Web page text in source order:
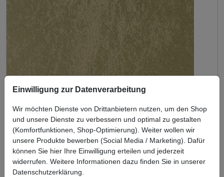
Einwilligung zur Datenverarbeitung
Wir möchten Dienste von Drittanbietern nutzen, um den Shop
und unsere Dienste zu verbessern und optimal zu gestalten
(Komfortfunktionen, Shop-Optimierung). Weiter wollen wir
unsere Produkte bewerben (Social Media / Marketing). Dafür
können Sie hier Ihre Einwilligung erteilen und jederzeit
widerrufen. Weitere Informationen dazu finden Sie in unserer
Datenschutzerklärung.